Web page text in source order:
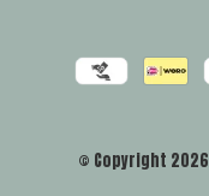
© Copyright 2026